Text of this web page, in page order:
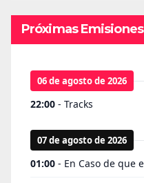
Próximas Emisiones